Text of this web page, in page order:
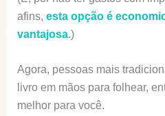
afins, esta opção é
vantajosa.)
Agora, pessoas mais
livro em mãos para folhear,
melhor para você.